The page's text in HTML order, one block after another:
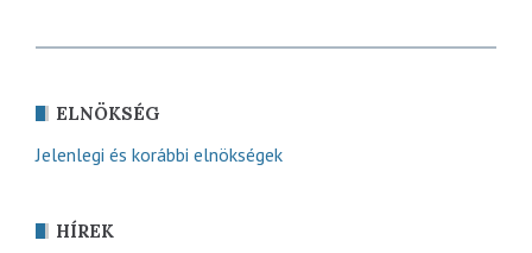
ELNÖKSÉG
Jelenlegi és korábbi elnökségek
HÍREK